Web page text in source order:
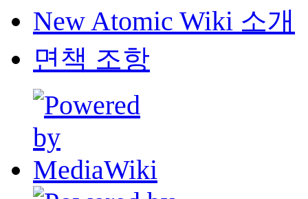
New Atomic Wiki 소개
면책 조항